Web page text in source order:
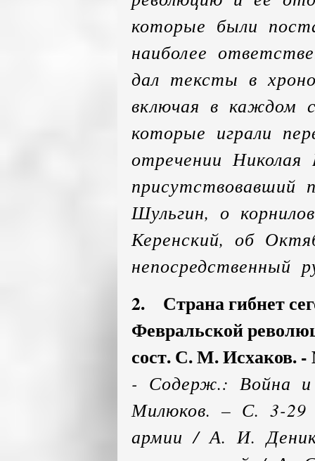
которые были
наиболее
дал тексты в
включая в каждом
которые играли
отречении Николая
Шульгин, о
Керенский, об
непосредственный
2. Страна гибнет
Февральской
сост. С. М. Исхаков. -
- Содерж.: Война
Милюков. – С. 3-29
армии / А. И.